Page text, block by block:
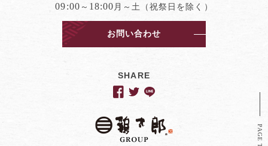
09:00 ～ 18:00 月～土（祝祭日を除く）
お問い合わせ
SHARE